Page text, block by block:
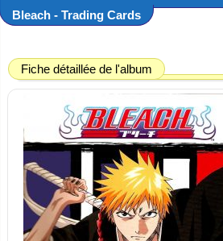
Bleach - Trading Cards
Fiche détaillée de l'album